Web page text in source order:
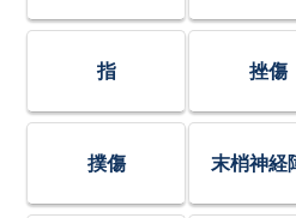
指 挫傷
撲傷 末梢神経